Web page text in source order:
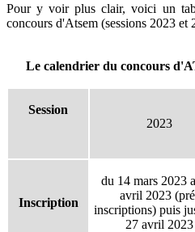
Pour y voir plus clair, voici un
concours d'Atsem (sessions 2023 et
Le calendrier du concours
Session
2023
Inscription
du 14 mars 2023
avril 2023
inscriptions) puis
27 avril 2023